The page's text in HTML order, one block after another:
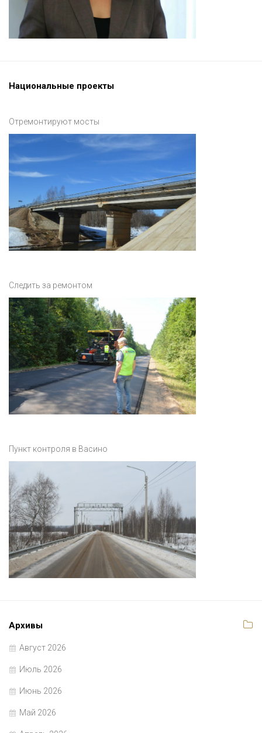
Национальные проекты
Отремонтируют мосты
Следить за ремонтом
Пункт контроля в Васино
Архивы
Август 2026
Июль 2026
Июнь 2026
Май 2026